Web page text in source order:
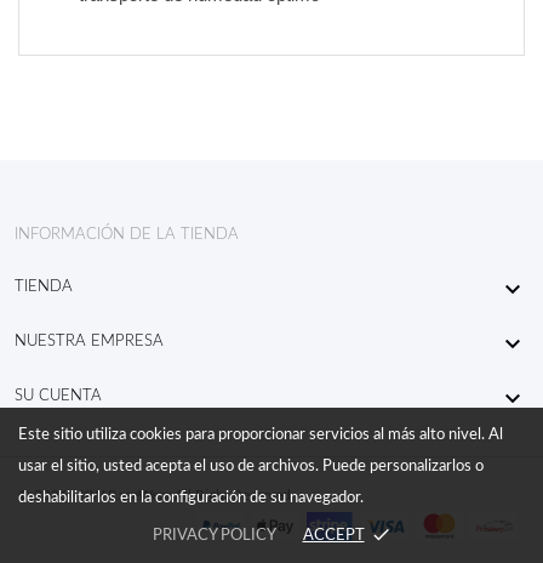
INFORMACIÓN DE LA TIENDA
TIENDA 
NUESTRA EMPRESA 
SU CUENTA 
Este sitio utiliza cookies para proporcionar servicios al más alto nivel. Al
usar el sitio, usted acepta el uso de archivos. Puede personalizarlos o
deshabilitarlos en la configuración de su navegador.
PRIVACY POLICY ACCEPT done
© 2026 - KW RaceWear All Right Reserved